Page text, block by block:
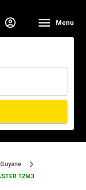
Menu
12M3